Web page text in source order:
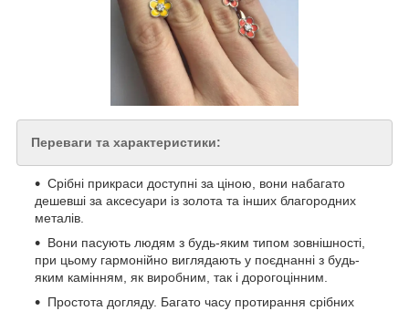
Переваги та характеристики:
Срібні прикраси доступні за ціною, вони набагато
дешевші за аксесуари із золота та інших благородних
металів.
Вони пасують людям з будь-яким типом зовнішності,
при цьому гармонійно виглядають у поєднанні з будь-
яким камінням, як виробним, так і дорогоцінним.
Простота догляду. Багато часу протирання срібних